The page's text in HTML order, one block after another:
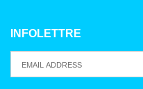
INFOLETTRE